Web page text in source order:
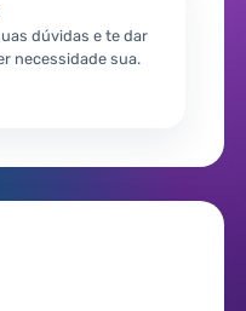
dúvidas e te dar
necessidade sua.